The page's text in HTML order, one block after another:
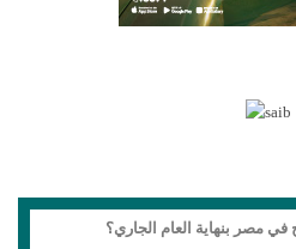
مصر بنهاية العام الجاري؟